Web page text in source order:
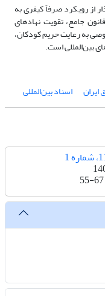
از رویکرد صرفاً کیفری به
جامع، تقویت نهادهای
به رعایت حریم کودکان،
بین‌المللی است.
ایران اسناد بین‌المللی
55-67